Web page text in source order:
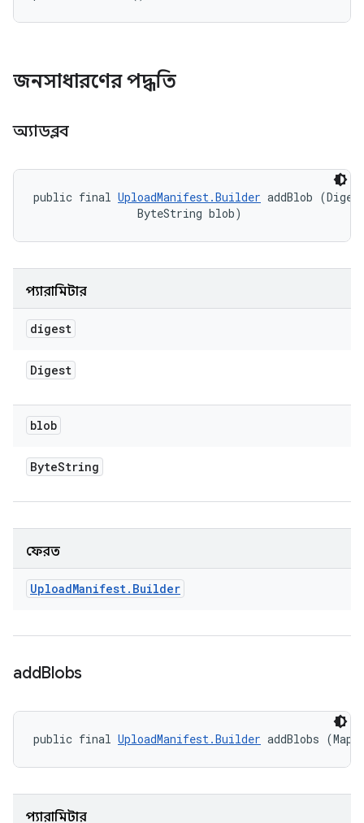
জনসাধারণের পদ্ধতি
অ্যাডব্লব
public final UploadManifest.Builder addBlob
                ByteString blob)
প্যারামিটার
digest
Digest
blob
ByteString
ফেরত
UploadManifest. Builder
addBlobs
public final UploadManifest.Builder addBlobs
প্যারামিটার